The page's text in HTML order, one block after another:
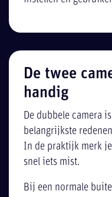
De twee
handig
De dubbele camera
belangrijkste
In de praktijk merk
snel iets mist.
Bij een normale